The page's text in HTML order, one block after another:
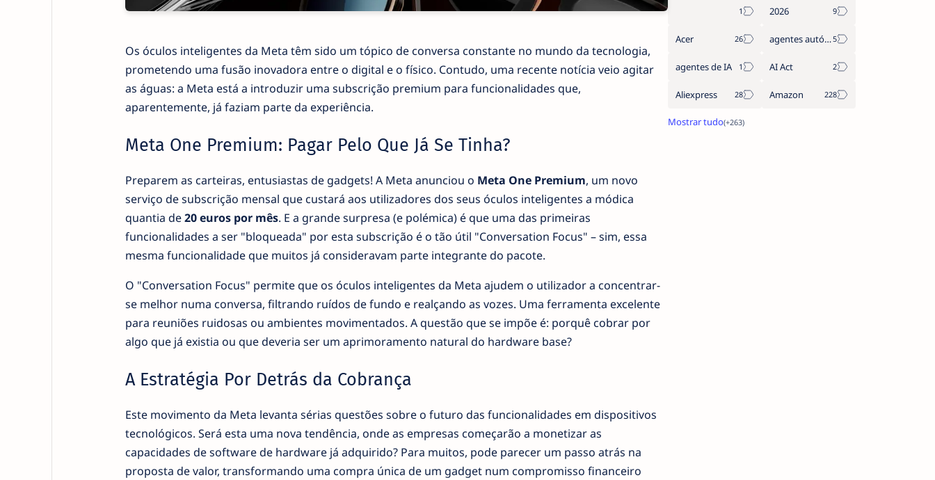
Os óculos inteligentes da Meta têm sido um tópico de conversa constante no mundo da tecnologia,
prometendo uma fusão inovadora entre o digital e o físico. Contudo, uma recente notícia veio agitar
as águas: a Meta está a introduzir uma subscrição premium para funcionalidades que,
aparentemente, já faziam parte da experiência.
Meta One Premium: Pagar Pelo Que Já Se Tinha?
Preparem as carteiras, entusiastas de gadgets! A Meta anunciou o Meta One Premium, um novo
serviço de subscrição mensal que custará aos utilizadores dos seus óculos inteligentes a módica
quantia de20 euros por mês. E a grande surpresa (e polémica) é que uma das primeiras
funcionalidades a ser "bloqueada" por esta subscrição é o tão útil "Conversation Focus" – sim, essa
mesma funcionalidade que muitos já consideravam parte integrante do pacote.
O "Conversation Focus" permite que os óculos inteligentes da Meta ajudem o utilizador a concentrar-
se melhor numa conversa, filtrando ruídos de fundo e realçando as vozes. Uma ferramenta excelente
para reuniões ruidosas ou ambientes movimentados. A questão que se impõe é: porquê cobrar por
algo que já existia ou que deveria ser um aprimoramento natural do hardware base?
A Estratégia Por Detrás da Cobrança
Este movimento da Meta levanta sérias questões sobre o futuro das funcionalidades em dispositivos
tecnológicos. Será esta uma nova tendência, onde as empresas começarão a monetizar as
capacidades de software de hardware já adquirido? Para muitos, pode parecer um passo atrás na
proposta de valor, transformando uma compra única de um gadget num compromisso financeiro
2026
Acer agentes autónomos
agentes de IA AI Act
Aliexpress Amazon